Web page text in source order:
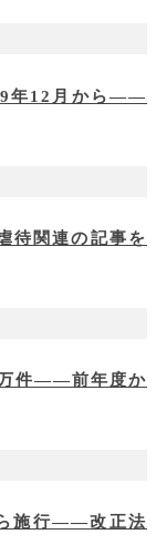
年12月から――
待関連の記事を
万件――前年度か
施行――改正法